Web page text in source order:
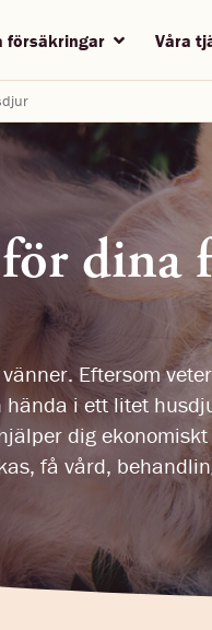
försäkringar Våra
dina
Eftersom
hända i ett litet
dig
få vård,